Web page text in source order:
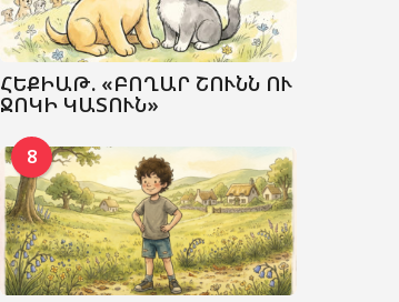
ՀԵՔԻԱԹ. «ԲՈՂԱՐ ՇՈՒՆՆ ՈՒ
ՋՈԿԻ ԿԱՏՈՒՆ»
8